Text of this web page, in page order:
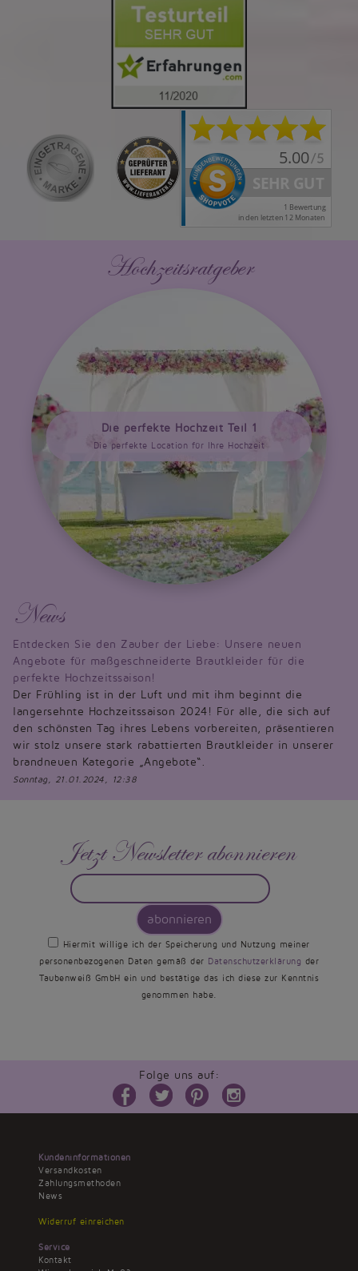
Hochzeitsratgeber
Die perfekte Hochzeit Teil 1
Die perfekte Location für Ihre Hochzeit
News
Entdecken Sie den Zauber der Liebe: Unsere neuen
Angebote für maßgeschneiderte Brautkleider für die
perfekte Hochzeitssaison!
Der Frühling ist in der Luft und mit ihm beginnt die
langersehnte Hochzeitssaison 2024! Für alle, die sich auf
den schönsten Tag ihres Lebens vorbereiten, präsentieren
wir stolz unsere stark rabattierten Brautkleider in unserer
brandneuen Kategorie „Angebote“.
Sonntag, 21.01.2024, 12:38
Jetzt Newsletter abonnieren
abonnieren
Hiermit willige ich der Speicherung und Nutzung meiner
personenbezogenen Daten gemäß der Datenschutzerklärung der
Taubenweiß GmbH ein und bestätige das ich diese zur Kenntnis
genommen habe.
Folge uns auf:
Kundeninformationen
Versandkosten
Zahlungsmethoden
News
Widerruf einreichen
Service
Kontakt